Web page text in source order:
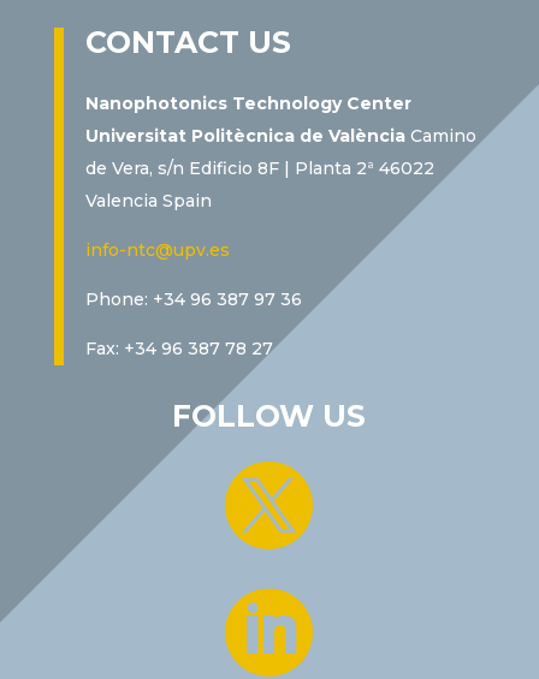
CONTACT US
Nanophotonics Technology Center
Universitat Politècnica de ValènciaCamino
de Vera, s/n Edificio 8F | Planta 2ª 46022
Valencia Spain
info-ntc@upv.es
Phone: +34 96 387 97 36
Fax: +34 96 387 78 27
FOLLOW US

